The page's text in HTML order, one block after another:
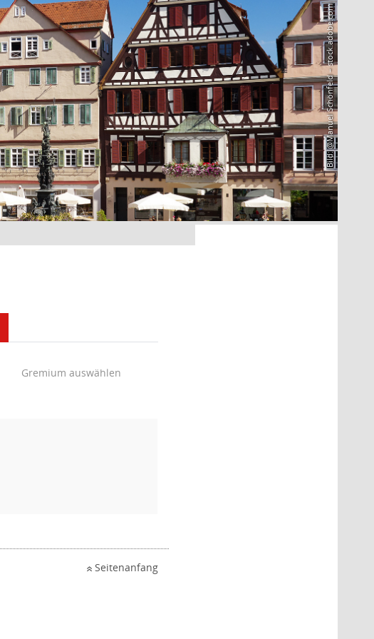
Bild: @Manuel Schönfeld – stock.adobe.com
Gremium auswählen
Seitenanfang